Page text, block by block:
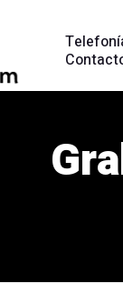
Centralita Virtual
SIP Trunk
Agente
Línea 902